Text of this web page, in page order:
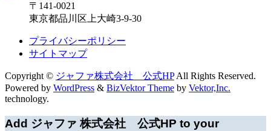
〒141-0021
東京都品川区上大崎3-9-30
プライバシーポリシー
サイトマップ
Copyright © ジャファ株式会社 公式HPAll Rights Reserved.
Powered by WordPress & BizVektor Theme by Vektor,Inc.
technology.
Add ジャファ 株式会社 公式HP to your